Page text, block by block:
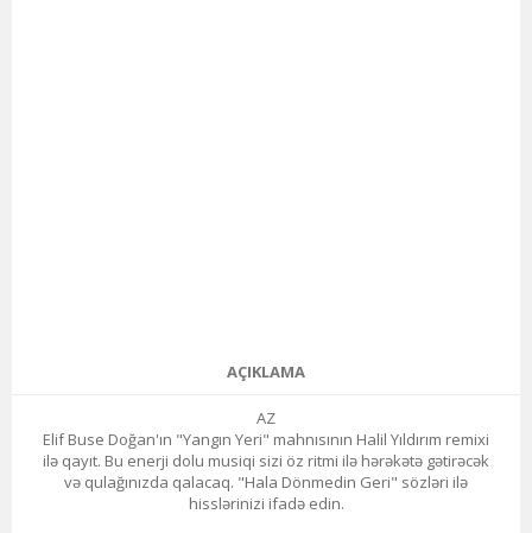
AÇIKLAMA
AZ
Elif Buse Doğan'ın "Yangın Yeri" mahnısının Halil Yıldırım remixi
ilə qayıt. Bu enerji dolu musiqi sizi öz ritmi ilə hərəkətə gətirəcək
və qulağınızda qalacaq. "Hala Dönmedin Geri" sözləri ilə
hisslərinizi ifadə edin.